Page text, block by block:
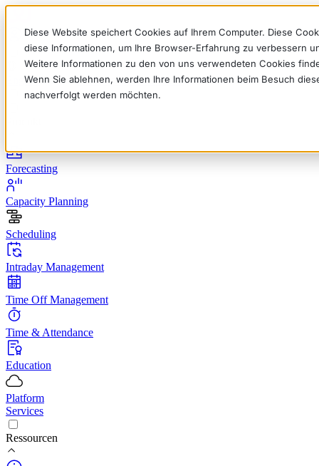
Diese Website speichert Cookies auf Ihrem Computer. Diese
diese Informationen, um Ihre Browser-Erfahrung zu verbessern
Weitere Informationen zu den von uns verwendeten Cookies
Wenn Sie ablehnen, werden Ihre Informationen beim Besuch
nachverfolgt werden möchten.
EnglishDeutschFrançais Español Italiano
Forecasting
Capacity Planning
Scheduling
Intraday Management
Time Off Management
Time & Attendance
Education
Platform
Services
Ressourcen